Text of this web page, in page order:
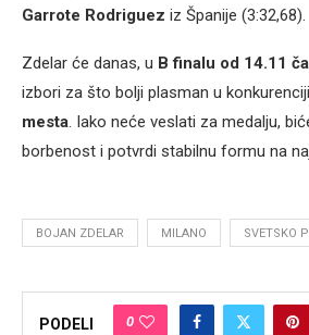
Garrote Rodriguez iz Španije (3:32,68).
Zdelar će danas, u B finalu od 14.11
izbori za što bolji plasman u
mesta. Iako neće veslati za medalju,
borbenost i potvrdi stabilnu formu na
BOJAN ZDELAR MILANO SVETSKO
PODELI 0